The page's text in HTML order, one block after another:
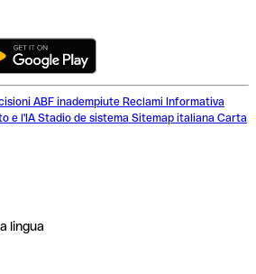
ABF inadempiute Reclami Informativa
e l'IA Stadio de sistema Sitemap italiana Carta
lingua